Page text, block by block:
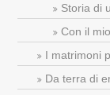
Storia di
Con il
I matrimoni
Da terra di